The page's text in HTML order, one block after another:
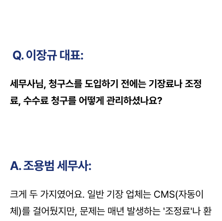
Q. 이장규 대표:
세무사님, 청구스를 도입하기 전에는 기장료나 조정
료, 수수료 청구를 어떻게 관리하셨나요?
A. 조용범 세무사:
크게 두 가지였어요. 일반 기장 업체는 CMS(자동이
체)를 걸어뒀지만, 문제는 매년 발생하는 '조정료'나 환